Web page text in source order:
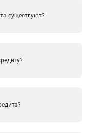
существуют?